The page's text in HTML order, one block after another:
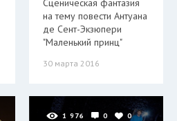
Сценическая фантазия
на тему повести Антуана
де Сент-Экзюпери
"Маленький принц"
30 марта 2016
1 976 0 0